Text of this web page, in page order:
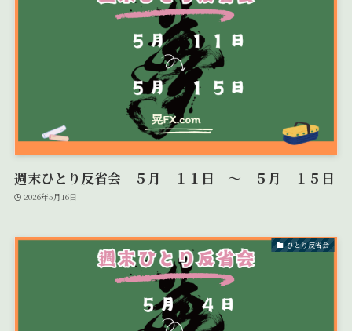
週末ひとり反省会 ５月 １１日 ～ ５月 １５日
2026年5月16日
ひとり反省会